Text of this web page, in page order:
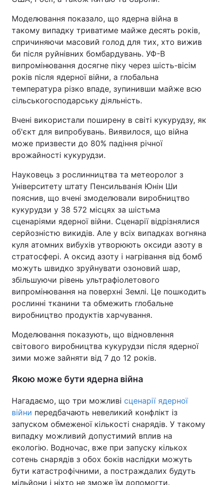
Моделювання показало, що ядерна війна в
такому випадку триватиме майже десять років,
спричиняючи масовий голод для тих, хто вижив
би після руйнівних бомбардувань. УФ-B
випромінювання досягне піку через шість-вісім
років після ядерної війни, а глобальна
температура різко впаде, зупинивши майже всю
сільськогосподарську діяльність.
Вчені використали поширену в світі кукурудзу, як
об'єкт для випробувань. Виявилося, що війна
може призвести до 80% падіння річної
врожайності кукурудзи.
Науковець з рослинництва та метеоролог з
Університету штату Пенсильванія Юнін Ши
пояснив, що вчені змоделювали виробництво
кукурудзи у 38 572 місцях за шістьма
сценаріями ядерної війни. Сценарії відрізнялися
серйозністю викидів. Але у всіх випадках вогняна
куля атомних вибухів утворюють оксиди азоту в
стратосфері. А оксид азоту і нагрівання від бомб
можуть швидко зруйнувати озоновий шар,
збільшуючи рівень ультрафіолетового
випромінювання на поверхні Землі. Це пошкодить
рослинні тканини та обмежить глобальне
виробництво продуктів харчування.
Моделювання показують, що відновлення
світового виробництва кукурудзи після ядерної
зими може зайняти від 7 до 12 років.
Якою може бути ядерна війна
Нагадаємо, що три можливі сценарії ядерної
війни передбачають невеликий конфлікт із
запуском обмеженої кількості снарядів. У такому
випадку можливий допустимий вплив на
екологію. Водночас, вже при запуску кількох
сотень снарядів з обох боків наслідки можуть
бути катастрофічними, а постраждалих будуть
мільйони і ніхто не зможе їм допомогти.